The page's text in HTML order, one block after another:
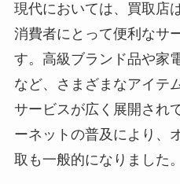
現代においては、買取店
消費者にとって便利なサ
す。高級ブランド品や家
など、さまざまなアイテ
サービスが広く展開され
ーネットの普及により、
取も一般的になりました。